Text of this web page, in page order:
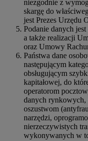
niezgodnie z
skargę do
jest Prezes Urzędu
Podanie danych
a także realizacji
oraz Umowy
Państwa dane
następującym
obsługującym
kapitałowej, do
operatorom
danych rynkowych,
oszustwom
narzędzi,
nierzeczywistych
wykonywanych w